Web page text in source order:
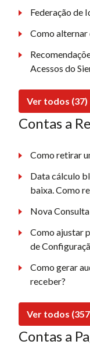
Federação de
Como alternar
Acessos do
Ver todos (37)
Contas a
Como retirar
Data cálculo
baixa. Como
Nova
Como ajustar
de
Como gerar
receber?
Ver todos
Contas a